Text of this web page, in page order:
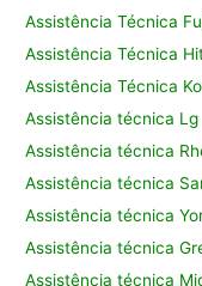
Assistência Técnica
Assistência Técnica
Assistência Técnica
Assistência técnica Lg
Assistência técnica
Assistência técnica
Assistência técnica
Assistência técnica
Assistência técnica